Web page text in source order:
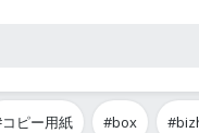
ピー用紙 #box